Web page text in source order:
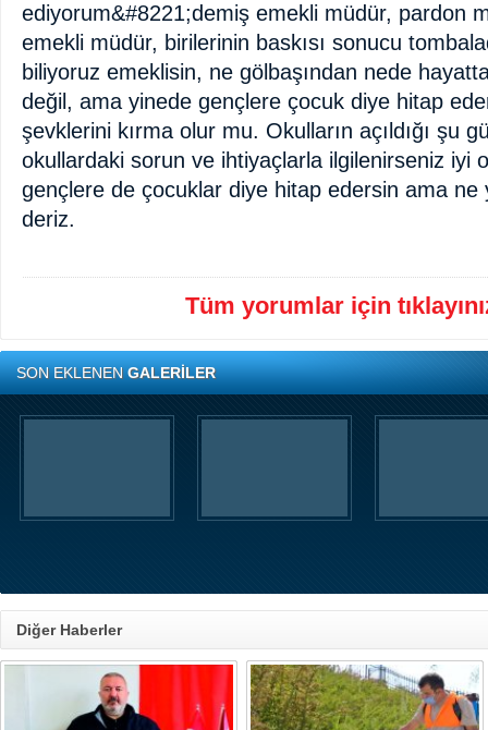
ediyorum&#8221;demiş emekli müdür, pardon
emekli müdür, birilerinin baskısı sonucu
biliyoruz emeklisin, ne gölbaşından nede
değil, ama yinede gençlere çocuk diye hitap
şevklerini kırma olur mu. Okulların açıldığı şu
okullardaki sorun ve ihtiyaçlarla ilgilenirseniz iyi
gençlere de çocuklar diye hitap edersin ama ne
deriz.
Tüm yorumlar için
SON EKLENENGALERİLER
Diğer Haberler